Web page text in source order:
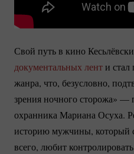
Свой путь в кино
документальных ленти стал
жанра, что, безусловно,
зрения ночного сторожа» —
охранника Мариана Осуха.
историю мужчины, который
всего, любит